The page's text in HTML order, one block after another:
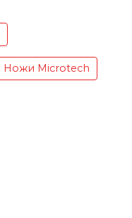
Ножи Microtech